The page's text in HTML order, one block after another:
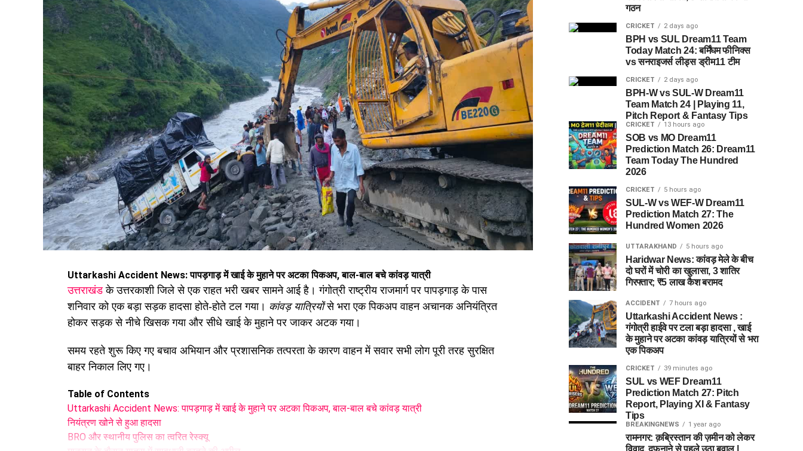
Uttarkashi Accident News: पापड़गाड़मेंखाई के मुहाने पर अटका पिकअप, बाल-बाल बचे कांवड़ यात्री
उत्तराखंडके उत्तरकाशी जिले से एक राहत भरी खबर सामने आई है। गंगोत्री राष्ट्रीय राजमार्ग पर पापड़गाड़ के पास
शनिवार को एक बड़ा सड़क हादसा होते-होते टल गया। कांवड़ यात्रियोंसे भरा एक पिकअप वाहन अचानक अनियंत्रित
होकर सड़क से नीचे खिसक गया और सीधे खाई के मुहाने पर जाकर अटक गया।
समय रहते शुरू किए गए बचाव अभियान और प्रशासनिक तत्परता के कारण वाहन में सवार सभी लोग पूरी तरह सुरक्षित
बाहर निकाल लिए गए।
Table of Contents
Uttarkashi Accident News: पापड़गाड़ में खाई के मुहाने पर अटका पिकअप, बाल-बाल बचे कांवड़ यात्री
नियंत्रण खोने से हुआ हादसा
BRO और स्थानीय पुलिस का त्वरित रेस्क्यू
गठन
CRICKET 2 days ago
BPH vs SUL Dream11 Team
Today Match 24: बर्मिंघम फीनिक्स
vs सनराइजर्स लीड्स ड्रीम11 टीम
CRICKET 2 days ago
BPH-W vs SUL-W Dream11
Team Match 24 | Playing 11,
Pitch Report & Fantasy Tips
CRICKET 13 hours ago
SOB vs MO Dream11
Prediction Match 26: Dream11
Team Today The Hundred
2026
CRICKET 5 hours ago
SUL-W vs WEF-W Dream11
Prediction Match 27: The
Hundred Women 2026
UTTARAKHAND 5 hours ago
Haridwar News: कांवड़ मेले के बीच
दो घरों में चोरी का खुलासा, 3 शातिर
गिरफ्तार; ₹5 लाख कैश बरामद
ACCIDENT 7 hours ago
Uttarkashi Accident News :
गंगोत्री हाईवे पर टला बड़ा हादसा , खाई
के मुहाने पर अटका कांवड़ यात्रियों से भरा
एक पिकअप
CRICKET 39 minutes ago
SUL vs WEF Dream11
Prediction Match 27: Pitch
Report, Playing XI & Fantasy
Tips
BREAKINGNEWS 1 year ago
रामनगर: क़ब्रिस्तान की ज़मीन को लेकर
विवाद, दफनाने से पहले उठा बवाल |